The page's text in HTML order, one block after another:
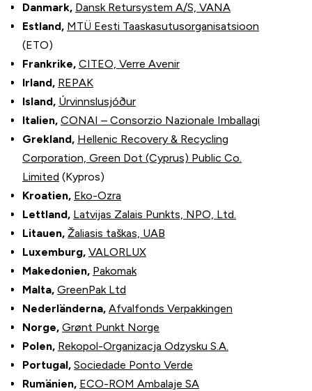
Danmark, Dansk Retursystem A/S, VANA
Estland, MTÜ Eesti Taaskasutusorganisatsioon
(ETO)
Frankrike, CITEO, Verre Avenir
Irland, REPAK
Island, Úrvinnslusjóður
Italien, CONAI – Consorzio Nazionale Imballagi
Grekland, Hellenic Recovery & Recycling
Corporation, Green Dot (Cyprus) Public Co.
Limited (Kypros)
Kroatien, Eko-Ozra
Lettland, Latvijas Zalais Punkts, NPO, Ltd.
Litauen, Žaliasis taškas, UAB
Luxemburg, VALORLUX
Makedonien, Pakomak
Malta, GreenPak Ltd
Nederländerna, Afvalfonds Verpakkingen
Norge, Grønt Punkt Norge
Polen, Rekopol-Organizacja Odzysku S.A.
Portugal, Sociedade Ponto Verde
Rumänien, ECO-ROM Ambalaje SA